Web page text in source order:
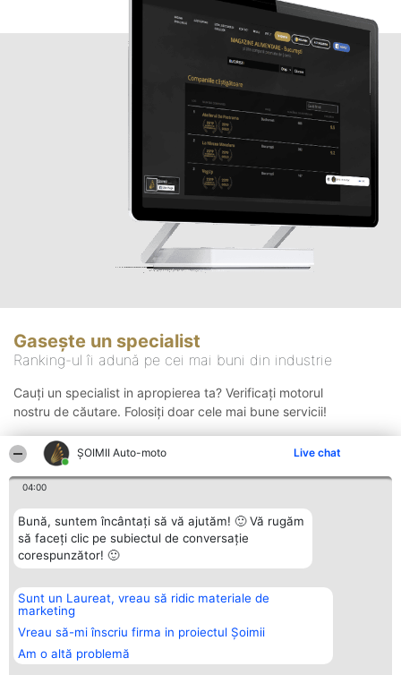
ȘOIMII Auto-moto Live chat
04:00
Bună, suntem încântați să vă ajutăm! 🙂 Vă rugăm
să faceți clic pe subiectul de conversație
corespunzător! 🙂
Sunt un Laureat, vreau să ridic materiale de
marketing
Vreau să-mi înscriu firma in proiectul Șoimii
Am o altă problemă
Gasește un specialist
Ranking-ul îi adună pe cei mai buni din industrie
Cauți un specialist in apropierea ta? Verificați motorul
nostru de căutare. Folosiți doar cele mai bune servicii!
Organizator Ranking
BRIGHT SOLUTIONS BR SRL
Aleea Timisul De Sus 2 Bl. A30
Sc. A Et. 4 Ap. 13 Cod 061952
București
CUI 36737675
Plebiscyt
Lista Tuturor
Laureaților
Statut
Contact